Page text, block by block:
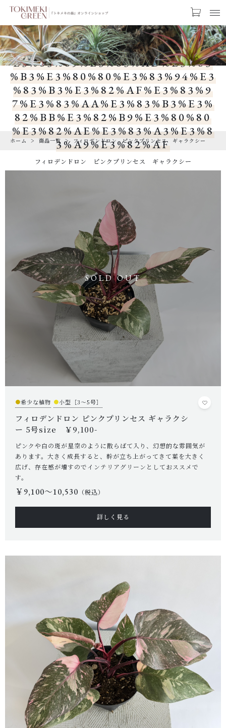
お気に入り LOGIN
CATEGORY
カテゴリー
PRODUCTS
商品一覧
RARE
CONTENTS
植物の紹介・育て方など
NEWS
お知らせ
ABOUT US
当店について
最近チェックした商品
ORDER HISTORY
注文履歴
SHOP
店舗概要
お問い合わせ
%E3%83%95%E3%82%A3%E3%8
3%AD%E3%83%87%E3%83%B3%
E3%83%89%E3%83%AD%E3%83
%B3%E3%80%80%E3%83%94%E3
%83%B3%E3%82%AF%E3%83%9
7%E3%83%AA%E3%83%B3%E3%
82%BB%E3%82%B9%E3%80%80
%E3%82%AE%E3%83%A3%E3%8
3%A9%E3%82%AF
フィロデンドロン ピンクプリンセス ギャラクシー
ホーム 商品一覧 フィロデンドロン ピンクプリンセス ギャラクシー
●希少な植物 ●小型［3～5号］
フィロデンドロン ピンクプリンセス ギャラクシ
ー 5号size ￥9,100-
ピンクや白の斑が星空のように散らばて入り、幻想的な雰囲気が
あります。大きく成長すると、幹が立ち上がってきて葉を大きく
広げ、存在感が増すのでインテリアグリーンとしておススメで
す。
￥9,100〜10,530 （税込）
詳しく見る